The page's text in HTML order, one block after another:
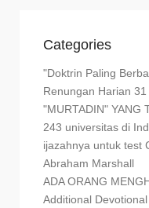
Categories
"Doktrin Paling
Renungan Harian
"MURTADIN" YANG
243 universitas di
ijazahnya untuk test
Abraham Marshall
ADA ORANG
Additional Devotional